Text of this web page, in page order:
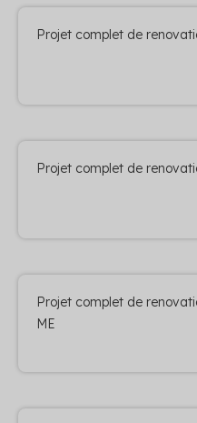
Projet complet de
Projet complet de
Projet complet de
ME